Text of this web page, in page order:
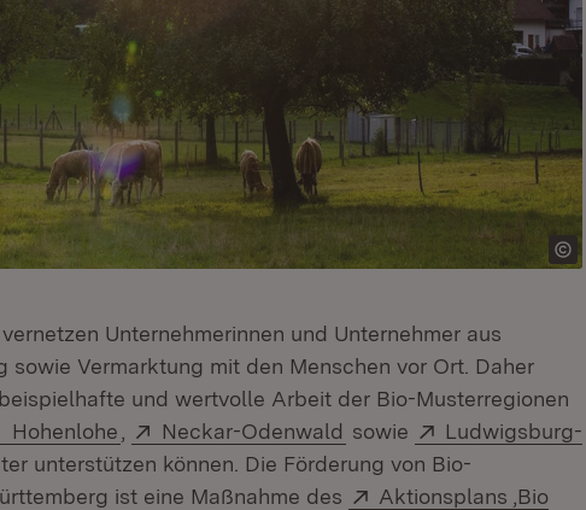
(Öffnet in neuem Fenster)
vernetzen Unternehmerinnen und Unternehmer aus
sowie Vermarktung mit den Menschen vor Ort. Daher
und wertvolle Arbeit der Bio-Musterregionen
Fenster)
in neuem Fenster)
Extern:
Hohenlohe (Öffnet in neuem Fenster)
Extern:
Neckar-Odenwald (Öffnet in neuem Fenster)
sowie Extern:
Ludwigsburg-
unterstützen können. Die Förderung von Bio-
ist eine Maßnahme des
Extern:
Aktionsplans ‚Bio